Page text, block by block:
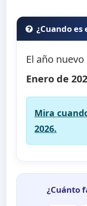
¿Cuando es
El año
Enero de
Mira
2026.
¿Cuánto